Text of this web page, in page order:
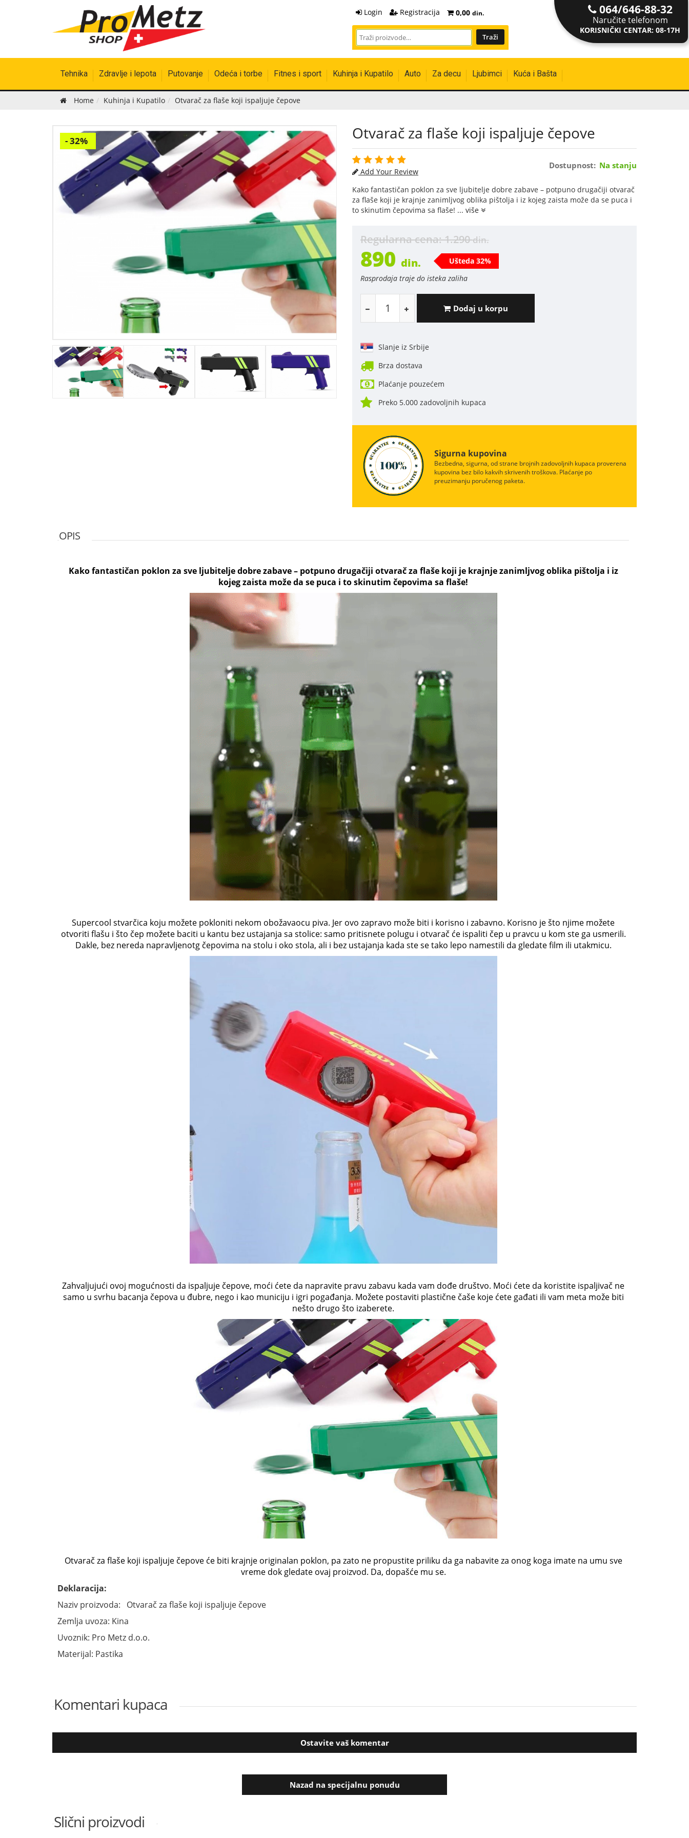
Login Registracija 0,00 din. 064/646-88-32
Naručite telefonom
KORISNIČKI CENTAR: 08-17H
Tehnika Zdravlje i lepota Putovanje Odeća i torbe Fitnes i sport Kuhinja i Kupatilo Auto Za decu Ljubimci Kuća i Bašta
Home Kuhinja i Kupatilo Otvarač za flaše koji ispaljuje čepove
- 32% Otvarač za flaše koji ispaljuje čepove
Add Your Review
Dostupnost: Na stanju
Kako fantastičan poklon za sve ljubitelje dobre zabave – potpuno drugačiji otvarač
za flaše koji je krajnje zanimljvog oblika pištolja i iz kojeg zaista može da se puca i
to skinutim čepovima sa flaše! ... više
Regularna cena: 1.290din.
890 din.
Ušteda 32%
Rasprodaja traje do isteka zaliha
Dodaj u korpu
Slanje iz Srbije
Brza dostava
Plaćanje pouzećem
Preko 5.000 zadovoljnih kupaca
Sigurna kupovina
Bezbedna, sigurna, od strane brojnih zadovoljnih kupaca proverena
kupovina bez bilo kakvih skrivenih troškova. Plaćanje po
preuzimanju poručenog paketa.
OPIS
Kako fantastičan poklon za sve ljubitelje dobre zabave – potpuno drugačiji otvarač za flaše koji je krajnje zanimljvog oblika pištolja i iz
kojeg zaista može da se puca i to skinutim čepovima sa flaše!
Supercool stvarčica koju možete pokloniti nekom obožavaocu piva. Jer ovo zapravo može biti i korisno i zabavno. Korisno je što njime možete
otvoriti flašu i što čep možete baciti u kantu bez ustajanja sa stolice: samo pritisnete polugu i otvarač će ispaliti čep u pravcu u kom ste ga usmerili.
Dakle, bez nereda napravljenotg čepovima na stolu i oko stola, ali i bez ustajanja kada ste se tako lepo namestili da gledate film ili utakmicu.
Zahvaljujući ovoj mogućnosti da ispaljuje čepove, moći ćete da napravite pravu zabavu kada vam dođe društvo. Moći ćete da koristite ispaljivač ne
samo u svrhu bacanja čepova u đubre, nego i kao municiju i igri pogađanja. Možete postaviti plastične čaše koje ćete gađati ili vam meta može biti
nešto drugo što izaberete.
Otvarač za flaše koji ispaljuje čepove će biti krajnje originalan poklon, pa zato ne propustite priliku da ga nabavite za onog koga imate na umu sve
vreme dok gledate ovaj proizvod. Da, dopašće mu se.
Deklaracija:
Naziv proizvoda: Otvarač za flaše koji ispaljuje čepove
Zemlja uvoza: Kina
Uvoznik: Pro Metz d.o.o.
Materijal: Pastika
Komentari kupaca
Ostavite vaš komentar
Nazad na specijalnu ponudu
Slični proizvodi